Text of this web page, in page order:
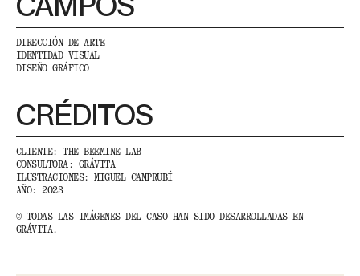
CAMPOS
DIRECCIÓN DE ARTE
IDENTIDAD VISUAL
DISEÑO GRÁFICO
CRÉDITOS
CLIENTE: THE BEEMINE LAB
CONSULTORA: GRÁVITA
ILUSTRACIONES: MIGUEL CAMPRUBÍ
AÑO: 2023
© TODAS LAS IMÁGENES DEL CASO HAN SIDO DESARROLLADAS EN
GRÁVITA.